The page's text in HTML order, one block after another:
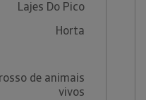
Lajes Do Pico
Horta
de animais
vivos